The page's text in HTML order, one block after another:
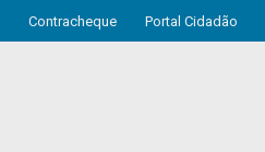
Contracheque Portal Cidadão